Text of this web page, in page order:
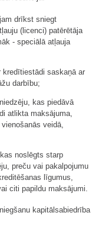
drīkst sniegt
(licenci) patērētāja
- speciālā atļauja
kredītiestādi saskaņā ar
darbību;
kas piedāvā
atlikta maksājuma,
veidā,
noslēgts starp
preču vai pakalpojumu
līgumus,
citi papildu maksājumi.
kapitālsabiedrība